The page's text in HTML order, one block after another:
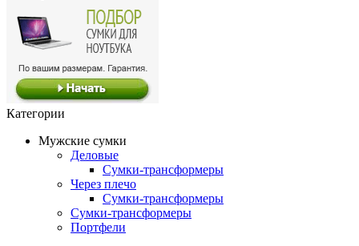
Категории
Мужские сумки
Деловые
Сумки-трансформеры
Через плечо
Сумки-трансформеры
Сумки-трансформеры
Портфели